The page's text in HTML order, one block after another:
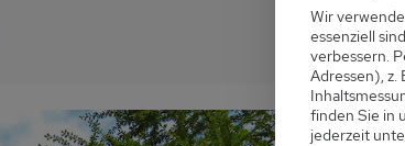
Wir
essenziell
verbessern.
Adressen), z.
finden Sie in
jederzeit